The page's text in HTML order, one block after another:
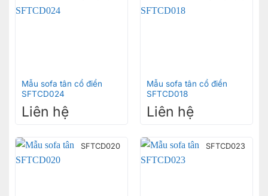
Mẫu sofa tân cổ điển
SFTCD024
Liên hệ
Mẫu sofa tân cổ điển
SFTCD018
Liên hệ
SFTCD020 SFTCD023